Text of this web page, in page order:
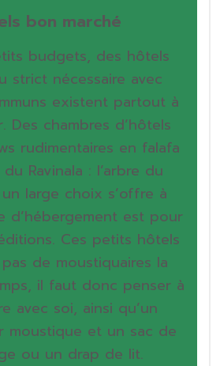
bon marché
budgets, des hôtels
strict nécessaire avec
existent partout à
Des chambres d’hôtels
rudimentaires en falafa
Ravinala : l’arbre du
large choix s’offre à
d’hébergement est pour
Ces petits hôtels
de moustiquaires la
il faut donc penser à
avec soi, ainsi qu’un
moustique et un sac de
ou un drap de lit.